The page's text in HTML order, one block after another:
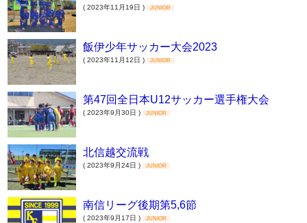
( 2023年11月19日 ) JUNIOR
飯伊少年サッカー大会2023
( 2023年11月12日 ) JUNIOR
第47回全日本U12サッカー選手権大会
( 2023年9月30日 ) JUNIOR
北信越交流戦
( 2023年9月24日 ) JUNIOR
南信リーグ後期第5,6節
( 2023年9月17日 ) JUNIOR